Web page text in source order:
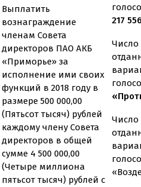
Выплатить
вознаграждение
членам Совета
директоров ПАО АКБ
«Приморье» за
исполнение ими своих
функций в 2018 году в
размере 500 000,00
(Пятьсот тысяч) рублей
каждому члену Совета
директоров в общей
сумме 4 500 000,00
(Четыре миллиона
пятьсот тысяч) рублей с
217
Число
Число